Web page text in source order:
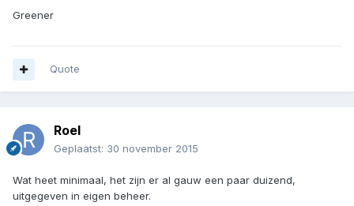
Greener
Quote
Roel
Geplaatst: 30 november 2015
Wat heet minimaal, het zijn er al gauw een paar duizend,
uitgegeven in eigen beheer.